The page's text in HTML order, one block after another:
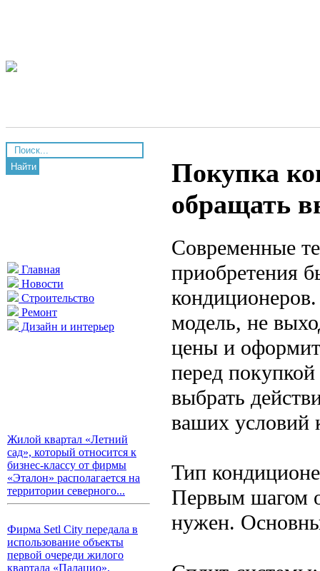
Найти
Главная
Новости
Строительство
Ремонт
Дизайн и интерьер
Жилой квартал «Летний
сад», который относится к
бизнес-классу от фирмы
«Эталон» располагается на
территории северного...
Фирма Setl City передала в
использование объекты
первой очереди жилого
квартала «Палацио»,
Покупка
обращать
Современные
приобретения
модель, не
цены и
перед
выбрать
ваших условий
Тип
Первым шагом
нужен.